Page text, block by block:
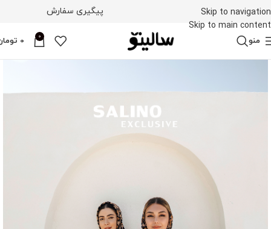
Skip to navigation
Skip to main content
پیگیری سفارش
منو 0
0